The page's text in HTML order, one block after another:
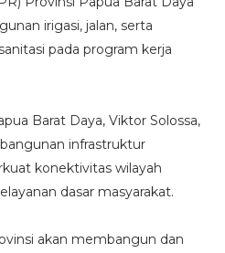
irigasi, jalan, serta
pada program kerja
Barat Daya, Viktor Solossa,
infrastruktur
konektivitas wilayah
dasar masyarakat.
akan membangun dan